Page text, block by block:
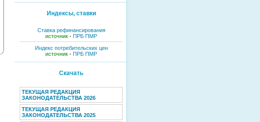
Индексы, ставки
Ставка рефинансирования
источник - ПРБ ПМР
Индекс потребительских цен
источник - ПРБ ПМР
Скачать
ТЕКУЩАЯ РЕДАКЦИЯ
ЗАКОНОДАТЕЛЬСТВА 2026
ТЕКУЩАЯ РЕДАКЦИЯ
ЗАКОНОДАТЕЛЬСТВА 2025